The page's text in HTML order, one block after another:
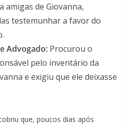
amigas de Giovanna,
testemunhar a favor do
Advogado: Procurou o
pelo inventário da
e exigiu que ele deixasse
que, poucos dias após